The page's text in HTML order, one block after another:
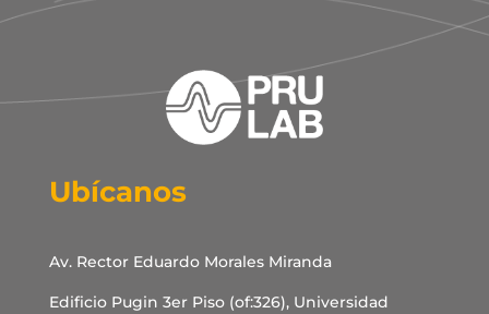
Ubícanos
Av. Rector Eduardo Morales Miranda
Edificio Pugin 3er Piso (of:326), Universidad